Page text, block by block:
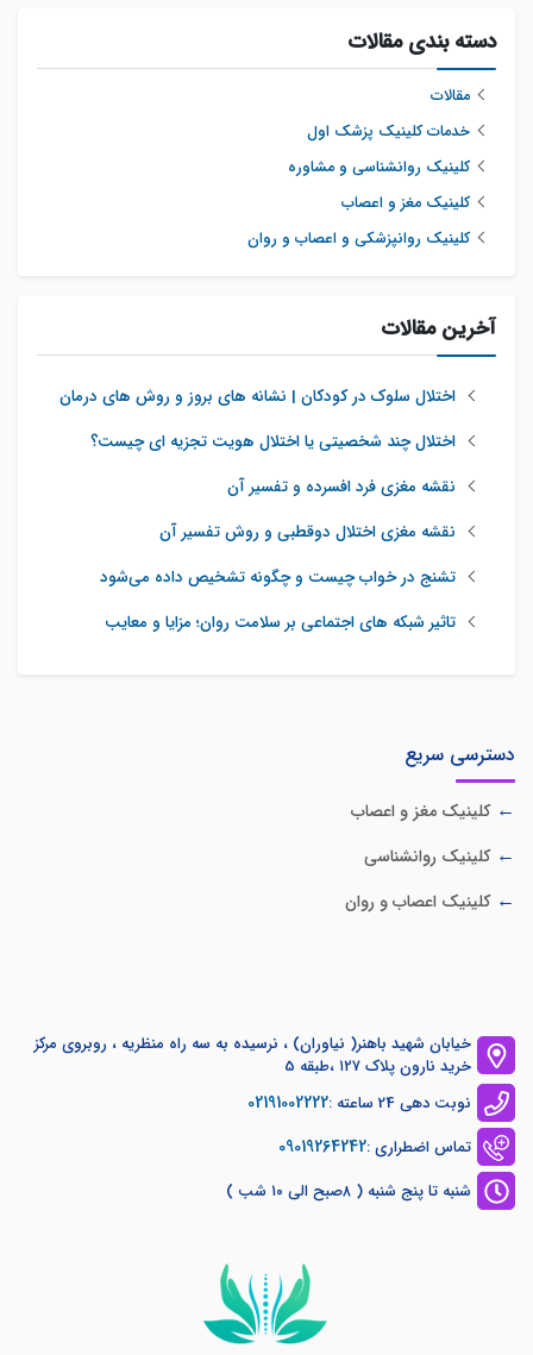
دسته بندی مقالات
مقالات
خدمات کلینیک پزشک اول
کلینیک روانشناسی و مشاوره
کلینیک مغز و اعصاب
کلینیک روانپزشکی و اعصاب و روان
آخرین مقالات
اختلال سلوک در کودکان | نشانه های بروز و روش های درمان
اختلال چند شخصیتی یا اختلال هویت تجزیه ای چیست؟
نقشه مغزی فرد افسرده و تفسیر آن
نقشه مغزی اختلال دوقطبی و روش تفسیر آن
تشنج در خواب چیست و چگونه تشخیص داده می‌شود
تاثیر شبکه‌ های اجتماعی بر سلامت روان؛ مزایا و معایب
دسترسی سریع
کلینیک مغز و اعصاب
کلینیک روانشناسی
کلینیک اعصاب و روان
خیابان شهید باهنر( نیاوران) ، نرسیده به سه راه منظریه ، روبروی مرکز
خرید نارون پلاک ۱۲۷ ،طبقه 5
نوبت دهی 24 ساعته :
02191002222
تماس اضطراری :09019264242
شنبه تا پنج شنبه ( ۸صبح الی ۱۰ شب )